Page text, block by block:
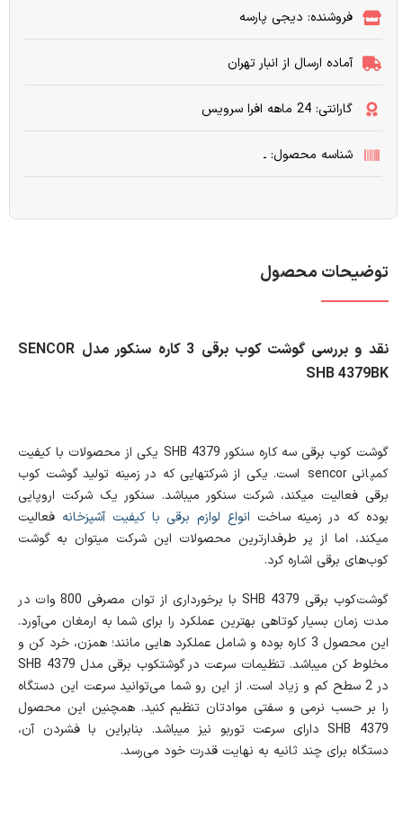
فروشنده: دیجی پارسه
آماده ارسال از انبار تهران
گارانتی: 24 ماهه افرا سرویس
شناسه محصول: ـ
توضیحات محصول
نقد و بررسی گوشت کوب برقی 3 کاره سنکور مدل SENCOR
SHB 4379BK
گوشت کوب برقی سه کاره سنکور SHB 4379 یکی از محصولات با کیفیت
کمپانی sencor است. یکی از شرکت‎هایی که در زمینه تولید گوشت کوب
برقی فعالیت می‎کند، شرکت سنکور می‎باشد. سنکور یک شرکت اروپایی
بوده که در زمینه ساخت انواع لوازم برقی با کیفیت آشپزخانه فعالیت
می‎کند، اما از پر طرفدارترین محصولات این شرکت می‎توان به گوشت
کوب‌های برقی اشاره کرد.
گوشت‌کوب برقی SHB 4379 با برخورداری از توان مصرفی 800 وات در
مدت زمان بسیار کوتاهی بهترین عملکرد را برای شما به ارمغان می‌آورد.
این محصول 3 کاره بوده و شامل عملکرد هایی مانند؛ همزن، خرد کن و
مخلوط کن می‎باشد. تنظیمات سرعت در گوشتکوب برقی مدل SHB 4379
در 2 سطح کم و زیاد است. از این رو شما می‌توانید سرعت این دستگاه
را بر حسب نرمی و سفتی موادتان تنظیم کنید. همچنین این محصول
SHB 4379 دارای سرعت توربو نیز می‎باشد. بنابراین با فشردن آن،
دستگاه برای چند ثانیه به نهایت قدرت خود می‌رسد.